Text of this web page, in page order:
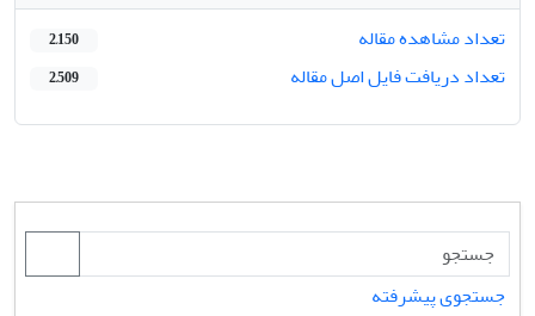
تعداد مشاهده مقاله
2,150
تعداد دریافت فایل اصل مقاله 2,509
جستجوی پیشرفته